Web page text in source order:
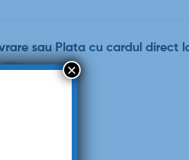
sau Plata cu cardul direct
×